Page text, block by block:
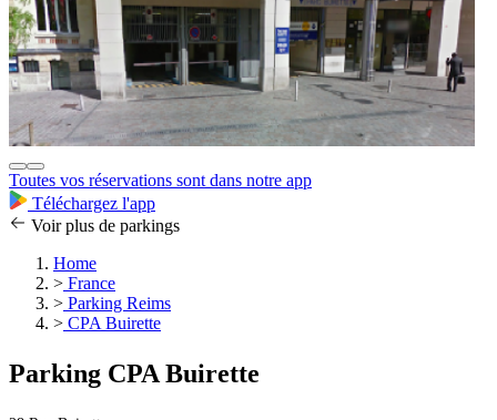
Toutes vos réservations sont dans notre app
Téléchargez l'app
Voir plus de parkings
Home
> France
> Parking Reims
> CPA Buirette
Parking CPA Buirette